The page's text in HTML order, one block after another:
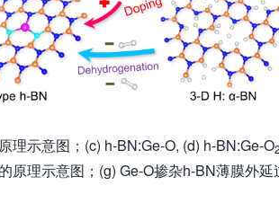
理示意图；(c) h-BN:Ge-O, (d) h-BN:Ge-O
原理示意图；(g) Ge-O掺杂h-BN薄膜外延